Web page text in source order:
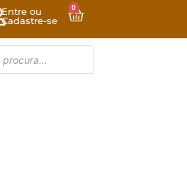
Entre ou
Cadastre-se
0